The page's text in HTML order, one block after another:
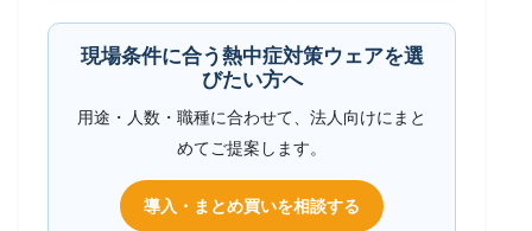
現場条件に合う熱中症対策ウェアを選
びたい方へ
用途・人数・職種に合わせて、法人向けにまと
めてご提案します。
導入・まとめ買いを相談する